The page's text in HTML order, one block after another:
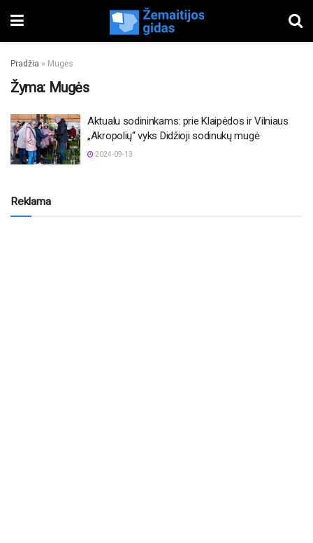
Pradžia » Mugės
Žyma: Mugės
Aktualu sodininkams: prie Klaipėdos ir Vilniaus
„Akropolių“ vyks Didžioji sodinukų mugė
2024-09-13
Reklama